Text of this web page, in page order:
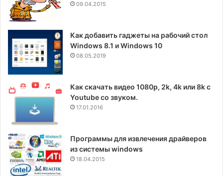
09.04.2015
Как добавить гаджеты на рабочий стол
Windows 8.1 и Windows 10
08.05.2019
Как скачать видео 1080p, 2k, 4k или 8k с
Youtube со звуком.
17.01.2016
Программы для извлечения драйверов
из системы windows
18.04.2015